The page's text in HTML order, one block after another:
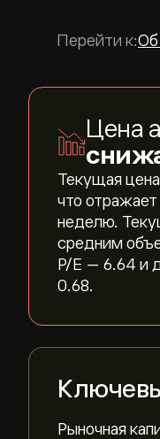
Перейти к:Об
Цена
Текущая
что
неделю.
средним
P/E — 6.64 и
0.68.
Рыночная